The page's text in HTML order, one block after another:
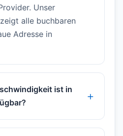
Unser
alle buchbaren
Adresse in
ist in